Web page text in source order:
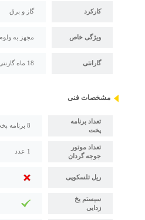
کارکرد گاز و برق
ویژگی خاص مجهز به
گارانتی 18 ماه گارنتی داتیس از تاریخ نصب
مشخصات فنی
تعداد برنامه
پخت
8 برنامه پخت
تعداد موتور
جوجه گردان
1 عدد
ریل تلسکوپی
سیستم یخ
زدایی